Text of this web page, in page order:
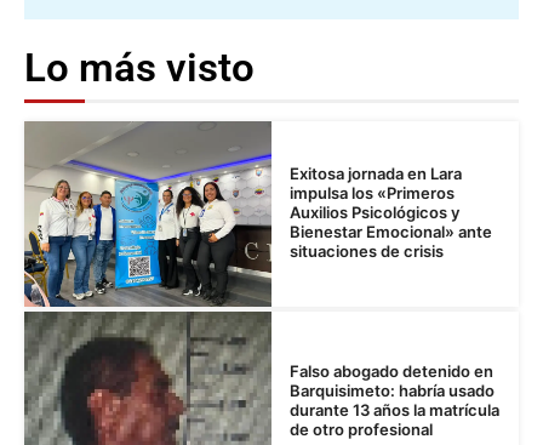
Lo más visto
Exitosa jornada en Lara
impulsa los «Primeros
Auxilios Psicológicos y
Bienestar Emocional» ante
situaciones de crisis
Falso abogado detenido en
Barquisimeto: habría usado
durante 13 años la matrícula
de otro profesional